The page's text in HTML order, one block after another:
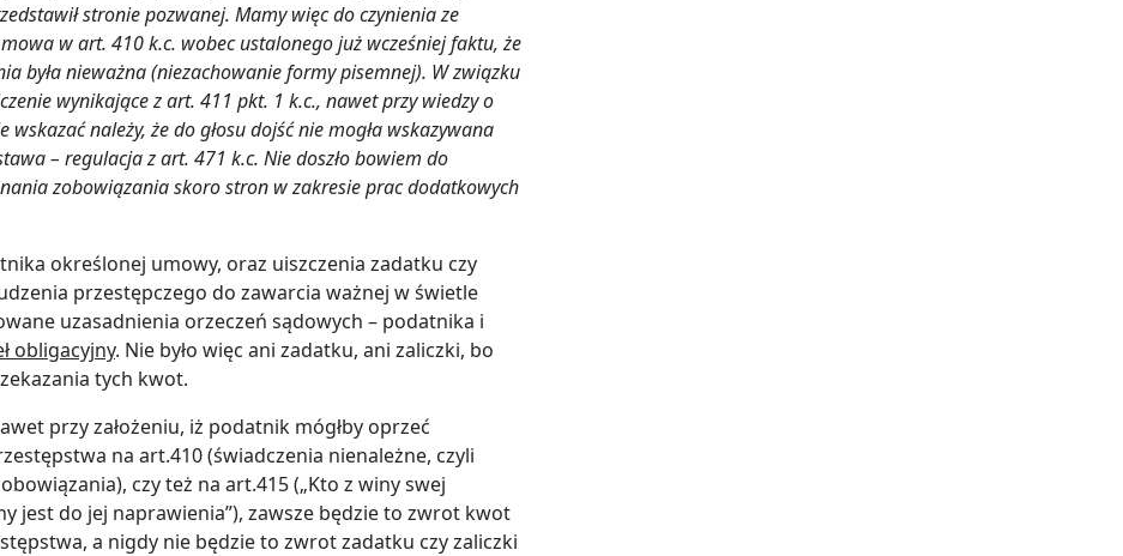
stronie pozwanej. Mamy więc do czynienia ze
w art. 410 k.c. wobec ustalonego już wcześniej faktu, że
była nieważna (niezachowanie formy pisemnej). W związku
wynikające z art. 411 pkt. 1 k.c., nawet przy wiedzy o
należy, że do głosu dojść nie mogła wskazywana
– regulacja z art. 471 k.c. Nie doszło bowiem do
zobowiązania skoro stron w zakresie prac dodatkowych
określonej umowy, oraz uiszczenia zadatku czy
przestępczego do zawarcia ważnej w świetle
uzasadnienia orzeczeń sądowych – podatnika i
obligacyjny. Nie było więc ani zadatku, ani zaliczki, bo
tych kwot.
przy założeniu, iż podatnik mógłby oprzeć
na art.410 (świadczenia nienależne, czyli
czy też na art.415 („Kto z winy swej
jest do jej naprawienia”), zawsze będzie to zwrot kwot
a nigdy nie będzie to zwrot zadatku czy zaliczki